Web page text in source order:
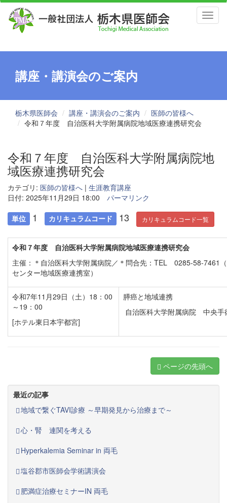
講座・講演会のご案内
栃木県医師会 講座・講演会のご案内
医師の皆様へ
令和７年度 自治医科大学附属病院地域医療連携研究会
令和７年度 自治医科大学附属病院地
域医療連携研究会
カテゴリ: 医師の皆様へ | 生涯教育講座
日付: 2025年11月29日 18:00
パーマリンク
単位 1 カリキュラムコード 13 カリキュラムコード一覧
令和７年度 自治医科大学附属病院地域医療連携研究会
主催：＊自治医科大学附属病院／＊問合先：TEL 0285-58-7461
センター地域医療連携室）
令和7年11月29日（土）18：00
～19：00
[ホテル東日本宇都宮]
膵癌と地域連携
自治医科大学附属病院 中
ページの先頭へ
最近の記事
地域で繋ぐTAVI診療 ～早期発見から治療まで～
心・腎 連関を考える
Hyperkalemia Seminar in 両毛
塩谷郡市医師会学術講演会
肥満症治療セミナーIN 両毛